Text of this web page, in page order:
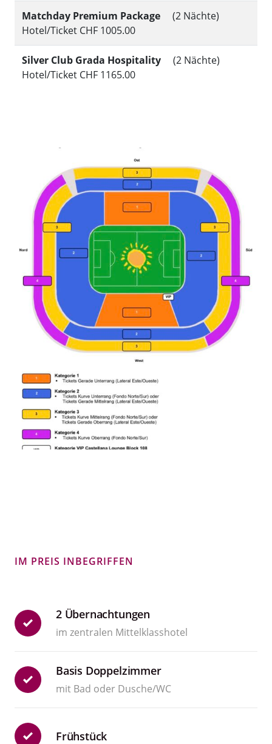
Matchday Premium Package
(2 Nächte)
Hotel/Ticket CHF 1005.00
Silver Club Grada Hospitality
(2 Nächte)
Hotel/Ticket CHF 1165.00
IM PREIS INBEGRIFFEN
2 Übernachtungen
im zentralen Mittelklasshotel
Basis Doppelzimmer
mit Bad oder Dusche/WC
Frühstück